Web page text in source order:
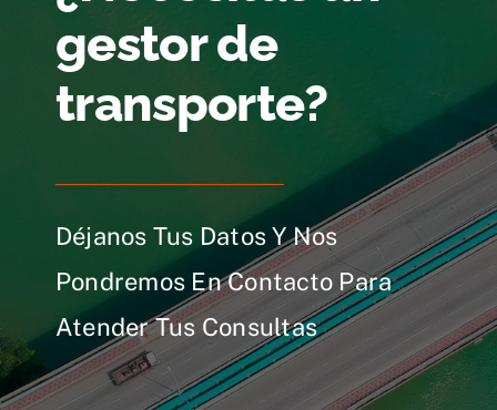
gestor de
transporte?
Déjanos Tus Datos Y Nos
Pondremos En Contacto Para
Atender Tus Consultas